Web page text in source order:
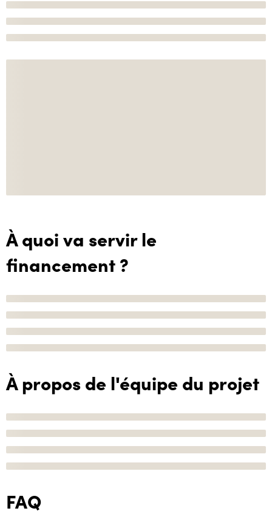
À quoi va servir le
financement ?
À propos de l'équipe du projet
FAQ